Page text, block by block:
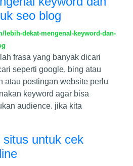
seo blog
lebih-dekat-mengenal-keyword-dan-
frasa yang banyak dicari
seperti google, bing atau
atau postingan website perlu
keyword agar bisa
audience. jika kita
untuk cek